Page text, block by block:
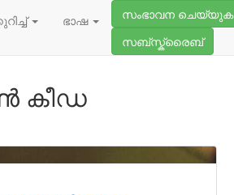
ഭാഷ
സംഭാവന ചെയ്യുക
സബ്സ്ക്രൈബ്
കീഡ